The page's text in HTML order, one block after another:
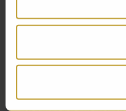
Privatlivspolitik, og jeg
informationer via mail
næste step efter dit køb
betingelserne for